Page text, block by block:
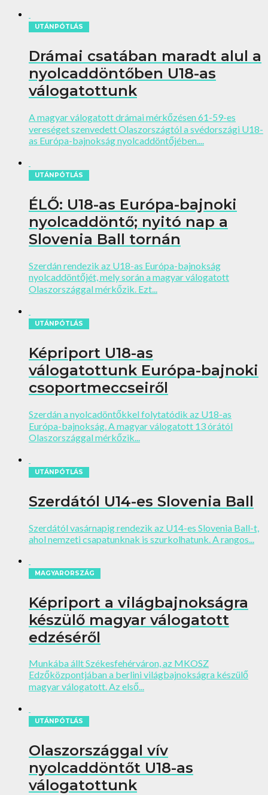
UTÁNPÓTLÁS
Drámai csatában maradt alul a
nyolcaddöntőben U18-as
válogatottunk
A magyar válogatott drámai mérkőzésen 61-59-es
vereséget szenvedett Olaszországtól a svédországi U18-
as Európa-bajnokság nyolcaddöntőjében....
UTÁNPÓTLÁS
ÉLŐ: U18-as Európa-bajnoki
nyolcaddöntő; nyitó nap a
Slovenia Ball tornán
Szerdán rendezik az U18-as Európa-bajnokság
nyolcaddöntőjét, mely során a magyar válogatott
Olaszországgal mérkőzik. Ezt...
UTÁNPÓTLÁS
Képriport U18-as
válogatottunk Európa-bajnoki
csoportmeccseiről
Szerdán a nyolcadöntőkkel folytatódik az U18-as
Európa-bajnokság. A magyar válogatott 13 órától
Olaszországgal mérkőzik...
UTÁNPÓTLÁS
Szerdától U14-es Slovenia Ball
Szerdától vasárnapig rendezik az U14-es Slovenia Ball-t,
ahol nemzeti csapatunknak is szurkolhatunk. A rangos...
MAGYARORSZÁG
Képriport a világbajnokságra
készülő magyar válogatott
edzéséről
Munkába állt Székesfehérváron, az MKOSZ
Edzőközpontjában a berlini világbajnokságra készülő
magyar válogatott. Az első...
UTÁNPÓTLÁS
Olaszországgal vív
nyolcaddöntőt U18-as
válogatottunk